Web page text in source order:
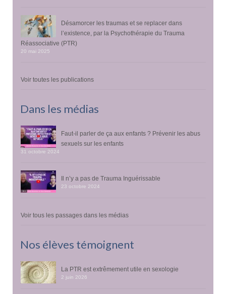
Désamorcer les traumas et se replacer dans
l’existence, par la Psychothérapie du Trauma
Réassociative (PTR)
20 mai 2025
Voir toutes les publications
Dans les médias
Faut-il parler de ça aux enfants ? Prévenir les abus
sexuels sur les enfants
31 octobre 2024
Il n’y a pas de Trauma Inguérissable
23 octobre 2024
Voir tous les passages dans les médias
Nos élèves témoignent
La PTR est extrêmement utile en sexologie
2 juin 2026